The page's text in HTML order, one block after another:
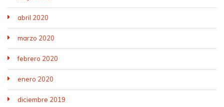
abril 2020
marzo 2020
febrero 2020
enero 2020
diciembre 2019